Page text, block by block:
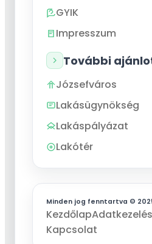
GYIK
Impresszum
További
Józsefváros
Lakásügynökség
Lakáspályázat
Lakótér
Minden jog fenntartva ©
Kezdőlap
Kapcsolat